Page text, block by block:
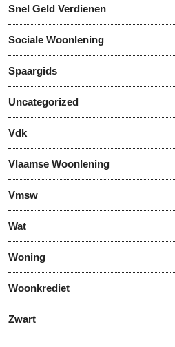
Snel Geld Verdienen
Sociale Woonlening
Spaargids
Uncategorized
Vdk
Vlaamse Woonlening
Vmsw
Wat
Woning
Woonkrediet
Zwart